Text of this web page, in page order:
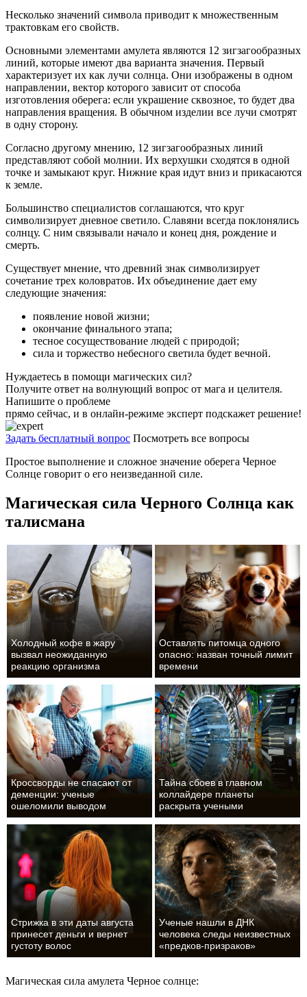
Несколько значений символа приводит к множественным
трактовкам его свойств.
Основными элементами амулета являются 12 зигзагообразных
линий, которые имеют два варианта значения. Первый
характеризует их как лучи солнца. Они изображены в одном
направлении, вектор которого зависит от способа
изготовления оберега: если украшение сквозное, то будет два
направления вращения. В обычном изделии все лучи смотрят
в одну сторону.
Согласно другому мнению, 12 зигзагообразных линий
представляют собой молнии. Их верхушки сходятся в одной
точке и замыкают круг. Нижние края идут вниз и прикасаются
к земле.
Большинство специалистов соглашаются, что круг
символизирует дневное светило. Славяни всегда поклонялись
солнцу. С ним связывали начало и конец дня, рождение и
смерть.
Существует мнение, что древний знак символизирует
сочетание трех коловратов. Их объединение дает ему
следующие значения:
появление новой жизни;
окончание финального этапа;
тесное сосуществование людей с природой;
сила и торжество небесного светила будет вечной.
Нуждаетесь в помощи магических сил?
Получите ответ на волнующий вопрос от мага и целителя.
Напишите о проблеме
прямо сейчас, и в онлайн-режиме эксперт подскажет решение!
Задать бесплатный вопрос Посмотреть все вопросы
Простое выполнение и сложное значение оберега Черное
Солнце говорит о его неизведанной силе.
Магическая сила Черного Солнца как
талисмана
Холодный кофе в жару
вызвал неожиданную
реакцию организма
Оставлять питомца одного
опасно: назван точный лимит
времени
Кроссворды не спасают от
деменции: ученые
ошеломили выводом
Тайна сбоев в главном
коллайдере планеты
раскрыта учеными
Стрижка в эти даты августа
принесет деньги и вернет
густоту волос
Ученые нашли в ДНК
человека следы неизвестных
«предков-призраков»
Магическая сила амулета Черное солнце: